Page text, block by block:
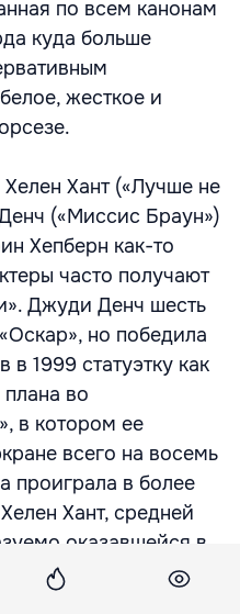
по всем канонам
куда больше
жесткое и
Хант («Лучше не
(«Миссис Браун»)
Хепберн как-то
часто получают
Джуди Денч шесть
но победила
1999 статуэтку как
во
в котором ее
всего на восемь
проиграла в более
Хант, средней
оказавшейся в